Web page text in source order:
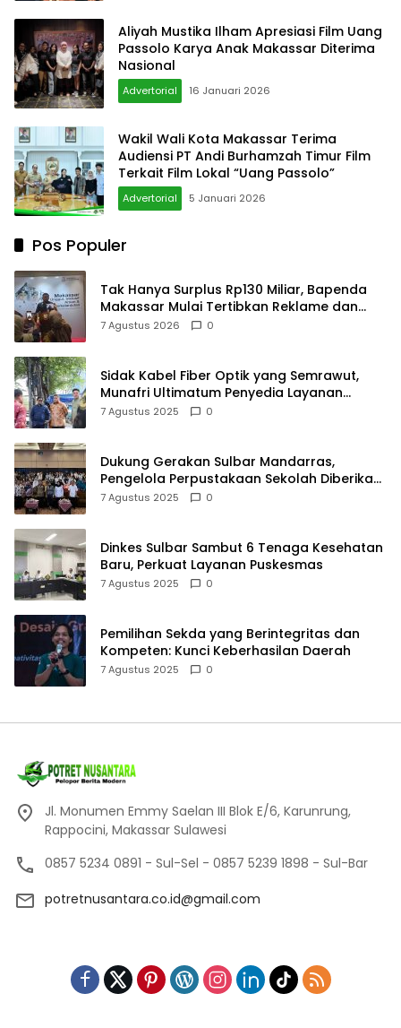
Aliyah Mustika Ilham Apresiasi Film Uang
Passolo Karya Anak Makassar Diterima
Nasional
Advertorial 16 Januari 2026
Wakil Wali Kota Makassar Terima
Audiensi PT Andi Burhamzah Timur Film
Terkait Film Lokal “Uang Passolo”
Advertorial 5 Januari 2026
Pos Populer
Tak Hanya Surplus Rp130 Miliar, Bapenda
Makassar Mulai Tertibkan Reklame dan
Kejar Penunggak Pajak
7 Agustus 2026 0
Sidak Kabel Fiber Optik yang Semrawut,
Munafri Ultimatum Penyedia Layanan
Internet Tanpa Izin
7 Agustus 2025 0
Dukung Gerakan Sulbar Mandarras,
Pengelola Perpustakaan Sekolah Diberikan
Pembekalan Khusus
7 Agustus 2025 0
Dinkes Sulbar Sambut 6 Tenaga Kesehatan
Baru, Perkuat Layanan Puskesmas
7 Agustus 2025 0
Pemilihan Sekda yang Berintegritas dan
Kompeten: Kunci Keberhasilan Daerah
7 Agustus 2025 0
Jl. Monumen Emmy Saelan III Blok E/6, Karunrung,
Rappocini, Makassar Sulawesi
0857 5234 0891 - Sul-Sel - 0857 5239 1898 - Sul-Bar
potretnusantara.co.id@gmail.com